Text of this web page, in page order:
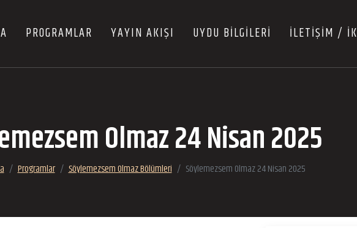
PROGRAMLAR YAYIN AKIŞI UYDU BİLGİLERİ İLETİŞİM / İK
Olmaz 24 Nisan 2025
Programlar Söylemezsem Olmaz Bölümleri Söylemezsem Olmaz 24 Nisan 2025